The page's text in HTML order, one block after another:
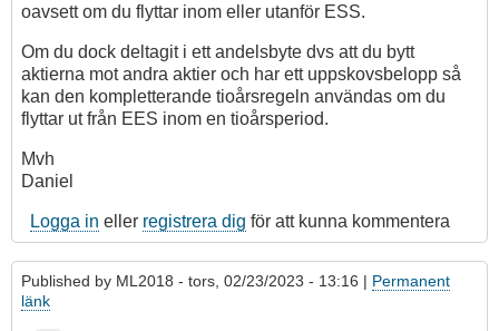
oavsett om du flyttar inom eller utanför ESS.
Om du dock deltagit i ett andelsbyte dvs att du bytt
aktierna mot andra aktier och har ett uppskovsbelopp så
kan den kompletterande tioårsregeln användas om du
flyttar ut från EES inom en tioårsperiod.
Mvh
Daniel
Logga in eller registrera dig för att kunna kommentera
Published by ML2018 - tors, 02/23/2023 - 13:16 | Permanent
länk